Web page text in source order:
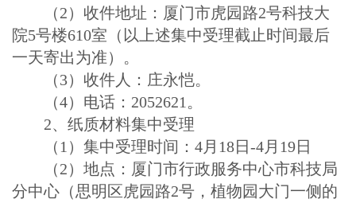
（2）收件地址：厦门市虎园路2号科技大
院5号楼610室（以上述集中受理截止时间最后
一天寄出为准）。
（3）收件人：庄永恺。
（4）电话：2052621。
2、纸质材料集中受理
（1）集中受理时间：4月18日-4月19日
（2）地点：厦门市行政服务中心市科技局
分中心（思明区虎园路2号，植物园大门一侧的